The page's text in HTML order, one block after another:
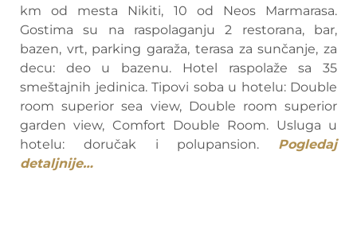
km od mesta Nikiti, 10 od Neos Marmarasa.
Gostima su na raspolaganju 2 restorana, bar,
bazen, vrt, parking garaža, terasa za sunčanje, za
decu: deo u bazenu. Hotel raspolaže sa 35
smeštajnih jedinica. Tipovi soba u hotelu: Double
room superior sea view, Double room superior
garden view, Comfort Double Room. Usluga u
hotelu: doručak i polupansion. Pogledaj
detaljnije…